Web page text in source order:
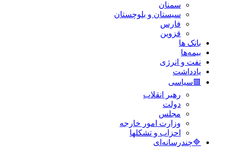
سمنان
سیستان و بلوچستان
فارس
قزوین
بانک ها
بیمه‌ها
نفت و انرژی
یادداشت
🟥سیاسی
رهبر انقلاب
دولت
مجلس
وزارت امور خارجه
احزاب و تشکلها
🔷چندرسانه‌ای